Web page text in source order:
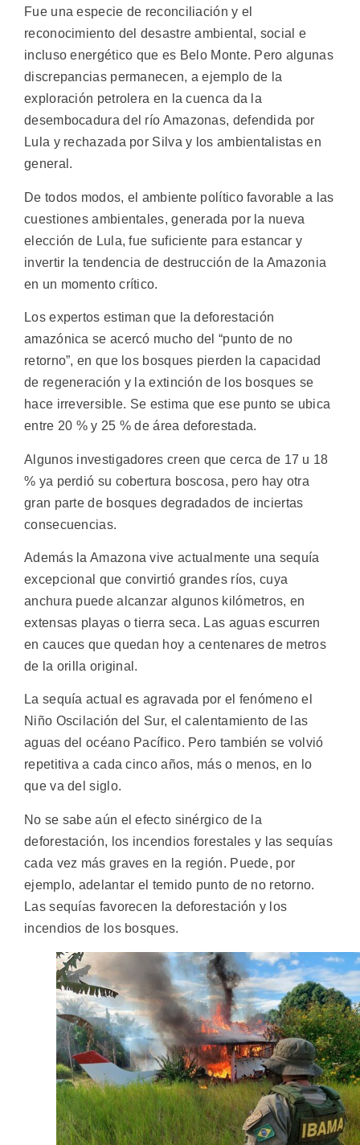
Fue una especie de reconciliación y el
reconocimiento del desastre ambiental, social e
incluso energético que es Belo Monte. Pero algunas
discrepancias permanecen, a ejemplo de la
exploración petrolera en la cuenca da la
desembocadura del río Amazonas, defendida por
Lula y rechazada por Silva y los ambientalistas en
general.
De todos modos, el ambiente político favorable a las
cuestiones ambientales, generada por la nueva
elección de Lula, fue suficiente para estancar y
invertir la tendencia de destrucción de la Amazonia
en un momento crítico.
Los expertos estiman que la deforestación
amazónica se acercó mucho del “punto de no
retorno”, en que los bosques pierden la capacidad
de regeneración y la extinción de los bosques se
hace irreversible. Se estima que ese punto se ubica
entre 20 % y 25 % de área deforestada.
Algunos investigadores creen que cerca de 17 u 18
% ya perdió su cobertura boscosa, pero hay otra
gran parte de bosques degradados de inciertas
consecuencias.
Además la Amazona vive actualmente una sequía
excepcional que convirtió grandes ríos, cuya
anchura puede alcanzar algunos kilómetros, en
extensas playas o tierra seca. Las aguas escurren
en cauces que quedan hoy a centenares de metros
de la orilla original.
La sequía actual es agravada por el fenómeno el
Niño Oscilación del Sur, el calentamiento de las
aguas del océano Pacífico. Pero también se volvió
repetitiva a cada cinco años, más o menos, en lo
que va del siglo.
No se sabe aún el efecto sinérgico de la
deforestación, los incendios forestales y las sequías
cada vez más graves en la región. Puede, por
ejemplo, adelantar el temido punto de no retorno.
Las sequías favorecen la deforestación y los
incendios de los bosques.